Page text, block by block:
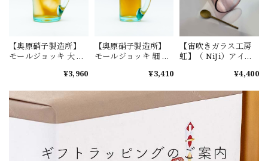
【奥原硝子製造所】
モールジョッキ 大 ラ
¥3,960
【奥原硝子製造所】
モールジョッキ 細 ラ
¥3,410
【宙吹きガラス工房
虹】（ NiJi）アイス
¥4,400